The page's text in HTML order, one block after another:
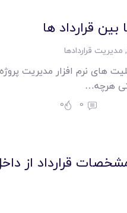
بین قرارداد ها
, مدیریت قراردادها
های نرم افزار مدیریت
هرچه…
0
0
قرارداد از